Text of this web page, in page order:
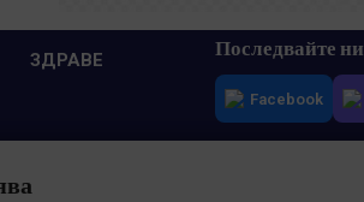
ЗДРАВЕ Последвайте ни
Facebook